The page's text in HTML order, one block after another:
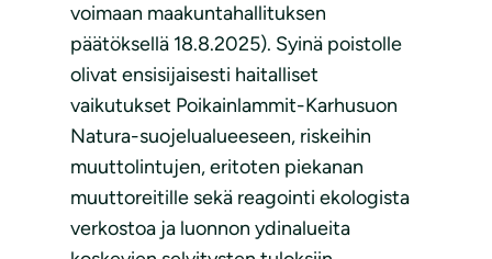
voimaan maakuntahallituksen
päätöksellä 18.8.2025). Syinä poistolle
olivat ensisijaisesti haitalliset
vaikutukset Poikainlammit-Karhusuon
Natura-suojelualueeseen, riskeihin
muuttolintujen, eritoten piekanan
muuttoreitille sekä reagointi ekologista
verkostoa ja luonnon ydinalueita